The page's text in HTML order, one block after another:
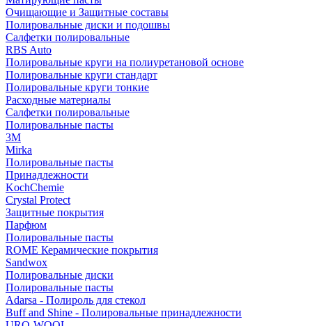
Очищающие и Защитные составы
Полировальные диски и подошвы
Салфетки полировальные
RBS Auto
Полировальные круги на полиуретановой основе
Полировальные круги стандарт
Полировальные круги тонкие
Расходные материалы
Салфетки полировальные
Полировальные пасты
3М
Mirka
Полировальные пасты
Принадлежности
KochChemie
Crystal Protect
Защитные покрытия
Парфюм
Полировальные пасты
ROME Керамические покрытия
Sandwox
Полировальные диски
Полировальные пасты
Adarsa - Полироль для стекол
Buff and Shine - Полировальные принадлежности